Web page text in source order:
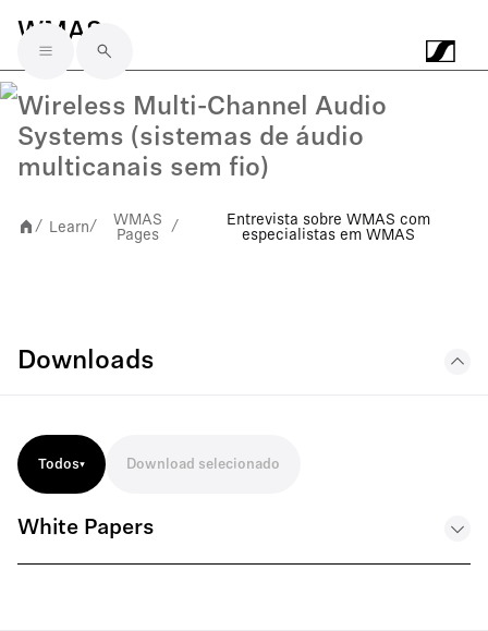
Skip to main content
WMAS
Wireless Multi-Channel Audio
Systems (sistemas de áudio
multicanais sem fio)
/ Learn/
WMAS
Pages
/
Entrevista sobre WMAS com
especialistas em WMAS
Downloads
Todos Download selecionado
White Papers